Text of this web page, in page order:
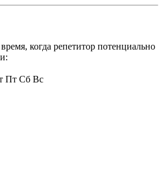
когда репетитор потенциально
Пт Сб Вс